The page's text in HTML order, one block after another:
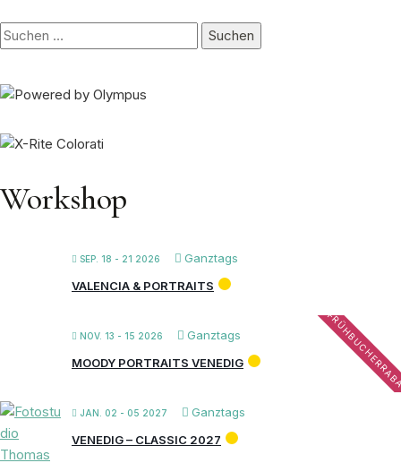
Suchen
nach:
Workshop
SEP. 18 - 21 2026
Ganztags
VALENCIA & PORTRAITS
NOV. 13 - 15 2026 Ganztags
MOODY PORTRAITS VENEDIG
JAN. 02 - 05 2027
Ganztags
VENEDIG – CLASSIC 2027